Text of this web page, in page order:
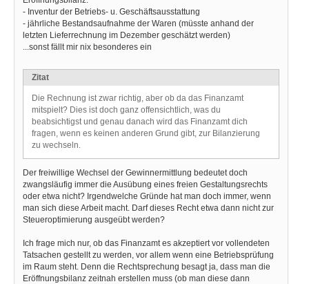
- Inventur der Betriebs- u. Geschäftsausstattung
- jährliche Bestandsaufnahme der Waren (müsste anhand der
letzten Lieferrechnung im Dezember geschätzt werden)
...sonst fällt mir nix besonderes ein
Zitat
Die Rechnung ist zwar richtig, aber ob da das Finanzamt
mitspielt? Dies ist doch ganz offensichtlich, was du
beabsichtigst und genau danach wird das Finanzamt dich
fragen, wenn es keinen anderen Grund gibt, zur Bilanzierung
zu wechseln.
Der freiwillige Wechsel der Gewinnermittlung bedeutet doch
zwangsläufig immer die Ausübung eines freien Gestaltungsrechts
oder etwa nicht? Irgendwelche Gründe hat man doch immer, wenn
man sich diese Arbeit macht. Darf dieses Recht etwa dann nicht zur
Steueroptimierung ausgeübt werden?
Ich frage mich nur, ob das Finanzamt es akzeptiert vor vollendeten
Tatsachen gestellt zu werden, vor allem wenn eine Betriebsprüfung
im Raum steht. Denn die Rechtsprechung besagt ja, dass man die
Eröffnungsbilanz zeitnah erstellen muss (ob man diese dann